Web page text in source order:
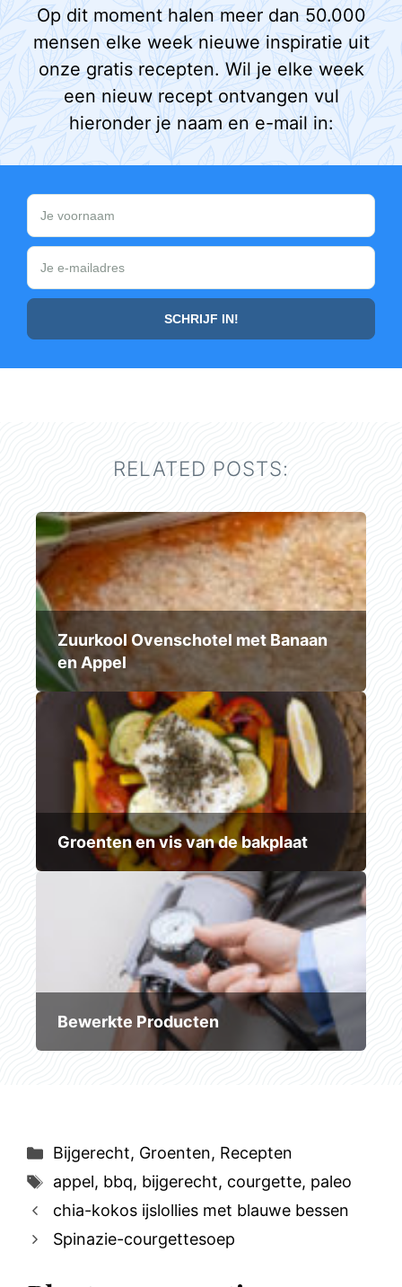
Op dit moment halen meer dan 50.000
mensen elke week nieuwe inspiratie uit
onze gratis recepten. Wil je elke week
een nieuw recept ontvangen vul
hieronder je naam en e-mail in:
RELATED POSTS:
Zuurkool Ovenschotel met Banaan
en Appel
Groenten en vis van de bakplaat
Bewerkte Producten
Categorieën
Bijgerecht, Groenten, Recepten
Tags
appel, bbq, bijgerecht, courgette, paleo
chia-kokos ijslollies met blauwe bessen
Spinazie-courgettesoep